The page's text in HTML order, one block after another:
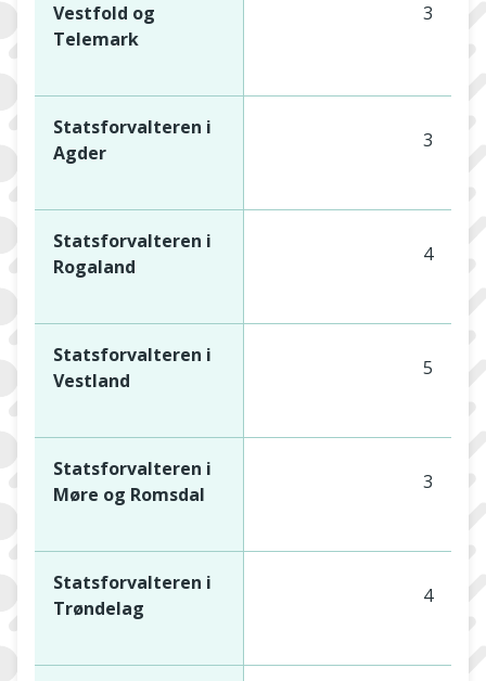
Vestfold og
Telemark
3
Statsforvalteren i
Agder
3
Statsforvalteren i
Rogaland
4
Statsforvalteren i
Vestland
5
Statsforvalteren i
Møre og Romsdal
3
Statsforvalteren i
Trøndelag
4